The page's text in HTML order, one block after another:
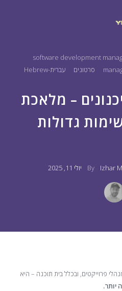
software development
סרטונים עברית-Hebrew
– מלאכת
גדולות
By Izhar יולי 11, 2025
פרוייקטים, ובכלל בית תוכנה – היא
יותר.